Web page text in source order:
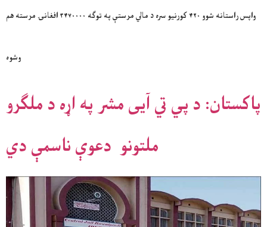
واپس راستانه شوو ۴۲۰ کورنیو سره د مالي مرستې په توګه ۳۴۷۰۰۰۰ افغانۍ مرسته هم
وشوه
پاکستان: د پي تي آیی مشر په اړه د ملګرو
ملتونو دعوې ناسمې دي